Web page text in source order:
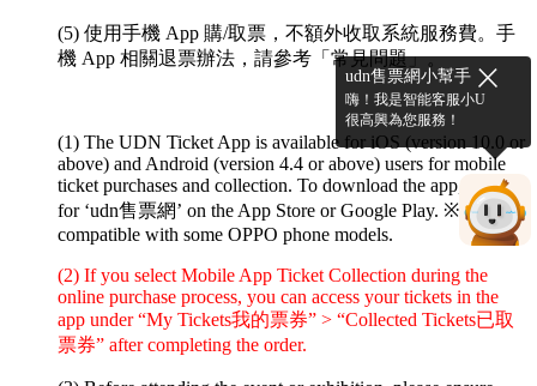
(5) 使用手機 App 購/取票，不額外收取系統服務費。手
機 App 相關退票辦法，請參考「常見問題」。
(1) The UDN Ticket App is available for iOS (version 10.0 or
above) and Android (version 4.4 or above) users for mobile
ticket purchases and collection. To download the app, search
for ‘udn售票網’ on the App Store or Google Play. ※ Not
compatible with some OPPO phone models.
(2) If you select Mobile App Ticket Collection during the
online purchase process, you can access your tickets in the
app under “My Tickets我的票券” > “Collected Tickets已取
票券” after completing the order.
udn售票網小幫手
嗨！我是智能客服小U
很高興為您服務！